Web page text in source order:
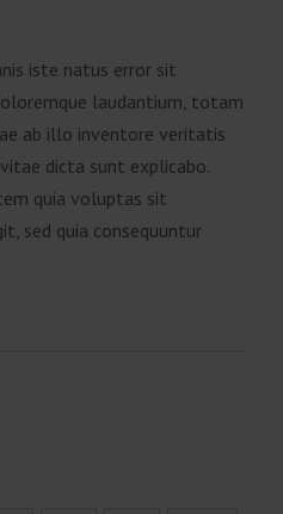
iste natus error sit
laudantium, totam
ab illo inventore veritatis
dicta sunt explicabo.
quia voluptas sit
sed quia consequuntur